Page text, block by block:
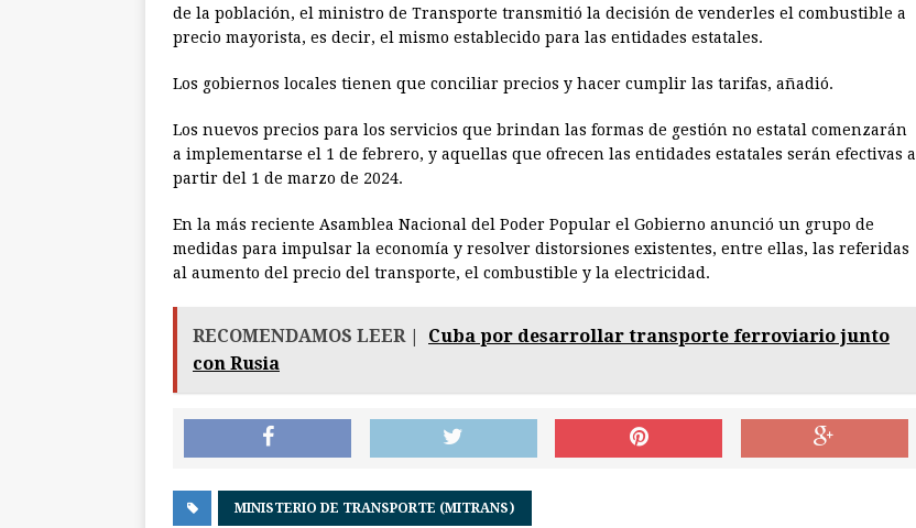
de la población, el ministro de Transporte transmitió la decisión de venderles el combustible a
precio mayorista, es decir, el mismo establecido para las entidades estatales.
Los gobiernos locales tienen que conciliar precios y hacer cumplir las tarifas, añadió.
Los nuevos precios para los servicios que brindan las formas de gestión no estatal comenzarán
a implementarse el 1 de febrero, y aquellas que ofrecen las entidades estatales serán efectivas a
partir del 1 de marzo de 2024.
En la más reciente Asamblea Nacional del Poder Popular el Gobierno anunció un grupo de
medidas para impulsar la economía y resolver distorsiones existentes, entre ellas, las referidas
al aumento del precio del transporte, el combustible y la electricidad.
RECOMENDAMOS LEER |
Cuba por desarrollar transporte ferroviario junto
con Rusia
MINISTERIO DE TRANSPORTE (MITRANS)